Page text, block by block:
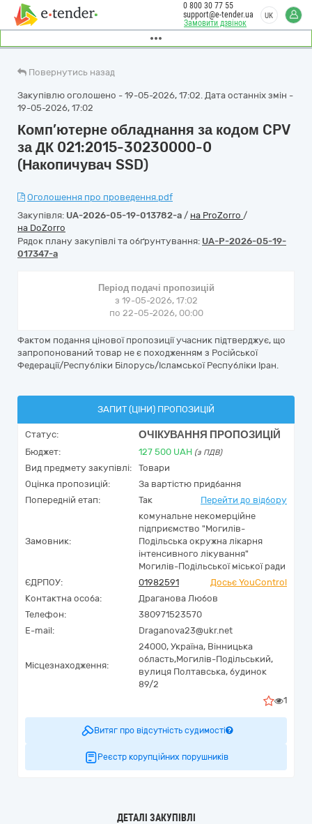
Замовити дзвінок
0 800 30 77 55
support@e-tender.ua
UK
Повернутись назад
Закупівлю оголошено - 19-05-2026, 17:02. Дата останніх змін -
19-05-2026, 17:02
Комп’ютерне обладнання за кодом CPV
за ДК 021:2015-30230000-0
(Накопичувач SSD)
Оголошення про проведення.pdf
Закупівля: UA-2026-05-19-013782-a / на ProZorro /
на DoZorro
Рядок плану закупівлі та обґрунтування: UA-P-2026-05-19-
017347-a
Період подачі пропозицій
з 19-05-2026, 17:02
по 22-05-2026, 00:00
Фактом подання цінової пропозиції учасник підтверджує, що
запропонований товар не є походженням з Російської
Федерації/Республіки Білорусь/Ісламської Республіки Іран.
ЗАПИТ (ЦІНИ) ПРОПОЗИЦІЙ
Статус: ОЧІКУВАННЯ ПРОПОЗИЦІЙ
Бюджет: 127 500 UAH (з ПДВ)
Вид предмету закупівлі:
Товари
Оцінка пропозицій:
За вартістю придбання
Попередній етап:
Так Перейти до відбору
Замовник:
комунальне некомерційне
підприємство "Могилів-
Подільська окружна лікарня
інтенсивного лікування"
Могилів-Подільської міської ради
ЄДРПОУ:
01982591
Досьє YouControl
Контактна особа:
Драганова Любов
Телефон:
380971523570
E-mail:
Draganova23@ukr.net
Місцезнаходження:
24000, Україна, Вінницька
область,Могилів-Подільський,
вулиця Полтавська, будинок
89/2
1
Витяг про відсутність судимості
Реєстр корупційних порушників
ДЕТАЛІ ЗАКУПІВЛІ